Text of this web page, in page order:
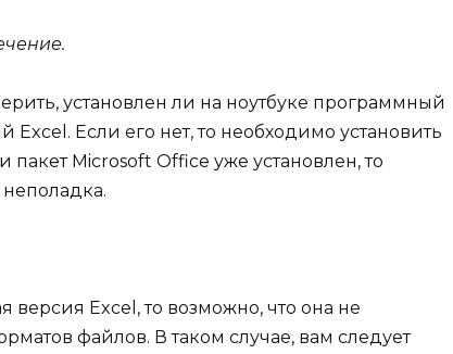
установлен ли на ноутбуке программный
Если его нет, то необходимо установить
Microsoft Office уже установлен, то
неполадка.
версия Excel, то возможно, что она не
файлов. В таком случае, вам следует